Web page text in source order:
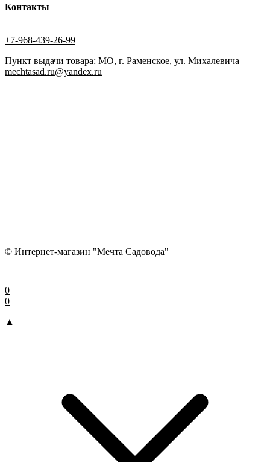
Контакты
+7-968-439-26-99
Пункт выдачи товара: МО, г. Раменское, ул. Михалевича
mechtasad.ru@yandex.ru
© Интернет-магазин "Мечта Садовода"
0
0
▲